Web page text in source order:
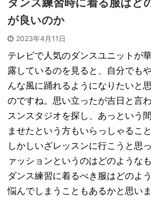
ダンス練習時に着る服はど
が良いのか
2023年4月11日
テレビで人気のダンスユニットが
露しているのを見ると、自分でも
んな風に踊れるようになりたいと
のですね。思い立ったが吉日と言
スンスタジオを探し、あっという
ませたという方もいらっしゃるこ
しかしいざレッスンに行こうと思
ァッションというのはどのような
ダンス練習に着るべき服はどのよ
悩んでしまうこともあるかと思い